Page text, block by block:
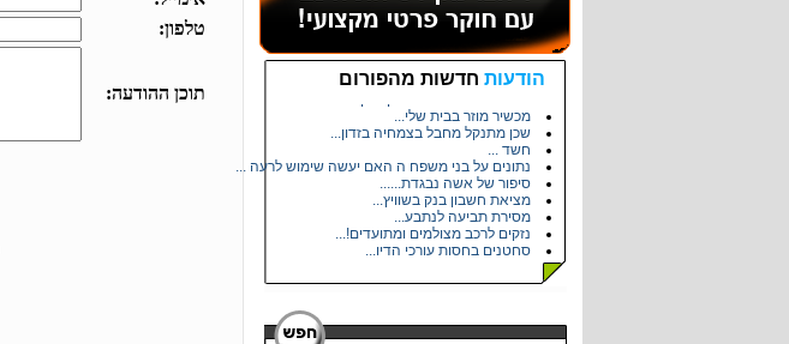
הודעות חדשות מהפורום
עלות פוליגרף...
מתעניין במקצוע...
מכשיר מוזר בבית שלי...
שכן מתנקל מחבל בצמחיה בזדון...
חשד ...
נתונים על בני משפח ה האם יעשה שימוש לרעה ...
סיפור של אשה נבגדת......
מציאת חשבון בנק בשוויץ...
מסירת תביעה לנתבע...
נזקים לרכב מצולמים ומתועדים!...
סחטנים בחסות עורכי הדין...
תוכנת תחקירון זהב...
שאלה...